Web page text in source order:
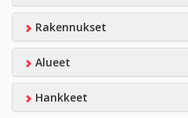
Rakennukset
Alueet
Hankkeet